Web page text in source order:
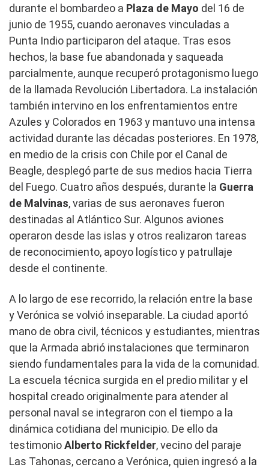
durante el bombardeo a Plaza de Mayo del 16 de
junio de 1955, cuando aeronaves vinculadas a
Punta Indio participaron del ataque. Tras esos
hechos, la base fue abandonada y saqueada
parcialmente, aunque recuperó protagonismo luego
de la llamada Revolución Libertadora. La instalación
también intervino en los enfrentamientos entre
Azules y Colorados en 1963 y mantuvo una intensa
actividad durante las décadas posteriores. En 1978,
en medio de la crisis con Chile por el Canal de
Beagle, desplegó parte de sus medios hacia Tierra
del Fuego. Cuatro años después, durante la Guerra
de Malvinas, varias de sus aeronaves fueron
destinadas al Atlántico Sur. Algunos aviones
operaron desde las islas y otros realizaron tareas
de reconocimiento, apoyo logístico y patrullaje
desde el continente.
A lo largo de ese recorrido, la relación entre la base
y Verónica se volvió inseparable. La ciudad aportó
mano de obra civil, técnicos y estudiantes, mientras
que la Armada abrió instalaciones que terminaron
siendo fundamentales para la vida de la comunidad.
La escuela técnica surgida en el predio militar y el
hospital creado originalmente para atender al
personal naval se integraron con el tiempo a la
dinámica cotidiana del municipio. De ello da
testimonioAlberto Rickfelder, vecino del paraje
Las Tahonas, cercano a Verónica, quien ingresó a la